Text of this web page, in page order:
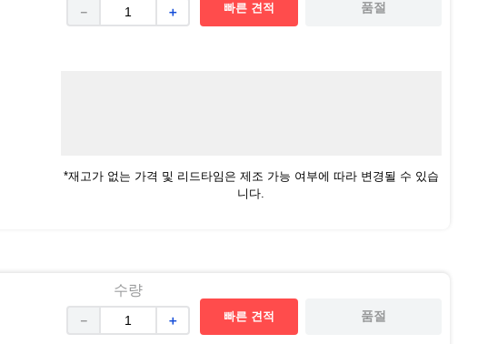
＋
－ 빠른 견적 품절
*재고가 없는 가격 및 리드타임은 제조 가능 여부에 따라 변경될 수 있습
니다.
수량
＋
－ 빠른 견적 품절